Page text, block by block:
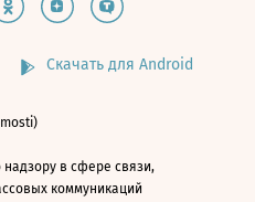
Скачать для Android
в сфере связи,
коммуникаций